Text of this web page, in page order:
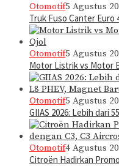
Otomotif5 Agustus
Truk Fuso Canter
Otomotif5 Agustus
Motor Listrik vs Motor
Otomotif5 Agustus
GIIAS 2026: Lebih dari
Otomotif4 Agustus
Citroën Hadirkan